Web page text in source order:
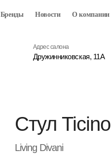
Бренды Новости О компании
Адрес салона
Дружинниковская, 11А
Стул Ticino
Living Divani